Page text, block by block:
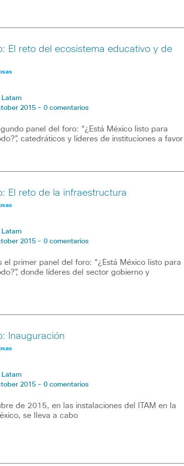
El reto del ecosistema educativo y de
Latam
2015 - 0 comentarios
panel del foro: “¿Está México listo para
catedráticos y líderes de instituciones a favor
El reto de la infraestructura
Latam
2015 - 0 comentarios
el primer panel del foro: “¿Está México listo para
donde líderes del sector gobierno y
Inauguración
Latam
2015 - 0 comentarios
de 2015, en las instalaciones del ITAM en la
se lleva a cabo